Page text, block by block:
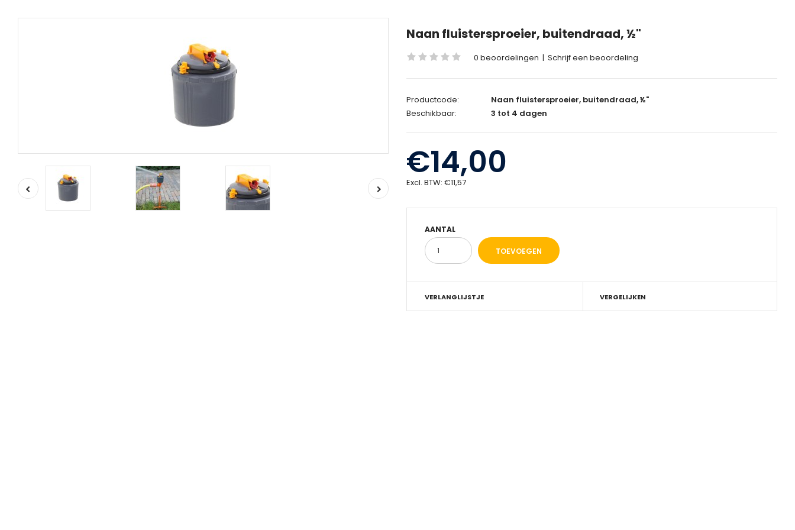
Naan fluistersproeier, buitendraad, ½"
0 beoordelingen | Schrijf een beoordeling
Productcode:
Naan fluistersproeier, buitendraad, ½"
Beschikbaar:
3 tot 4 dagen
€14,00
Excl. BTW: €11,57
AANTAL
VERLANGLIJSTJE VERGELIJKEN